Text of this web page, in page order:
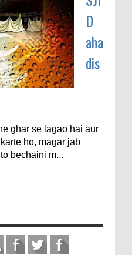
D
aha
dis
ghar se lagao hai aur
ho, magar jab
bechaini m...